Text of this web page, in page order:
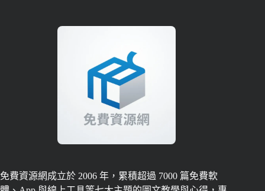
免費資源網成立於 2006 年，累積超過 7000 篇免費軟